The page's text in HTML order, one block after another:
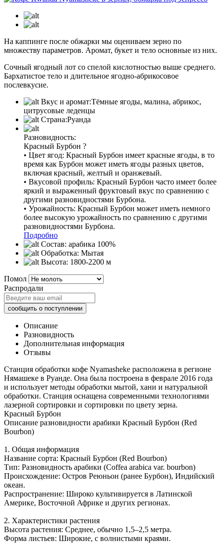
На каппинге после обжарки мы оцениваем зерно по
множеству параметров. Аромат, букет и тело основные из них.
Сочный ягодный лот со спелой кислотностью выше среднего.
Бархатистое тело и длительное ягодно-абрикосовое
послевкусие.
Вкус и аромат:Тёмные ягоды, малина, абрикос,
цитрусовые леденцы
Страна:Руанда
Разновидность:
Красный Бурбон ?
• Цвет ягод: Красный Бурбон имеет красные ягоды, в то
время как Бурбон может иметь ягоды разных цветов,
включая красный, желтый и оранжевый.
• Вкусовой профиль: Красный Бурбон часто имеет более
яркий и выраженный фруктовый вкус по сравнению с
другими разновидностями Бурбона.
• Урожайность: Красный Бурбон может иметь немного
более высокую урожайность по сравнению с другими
разновидностями Бурбона.
Подробно
Состав: арабика 100%
Обработка: Мытая
Высота: 1800-2200 м
Помол
Распродали
Описание
Разновидность
Дополнительная информация
Отзывы
Станция обработки кофе Nyamasheke расположена в регионе
Нямашеке в Руанде. Она была построена в феврале 2016 года
и использует методы обработки мытой, хани и натуральной
обработки. Станция оснащена современными технологиями
лазерной сортировки и сортировки по цвету зерна.
Красный Бурбон
Описание разновидности арабики Красный Бурбон (Red
Bourbon)
1. Общая информация
Название сорта: Красный Бурбон (Red Bourbon)
Тип: Разновидность арабики (Coffea arabica var. bourbon)
Происхождение: Остров Реюньон (ранее Бурбон), Индийский
океан.
Распространение: Широко культивируется в Латинской
Америке, Восточной Африке и других регионах.
2. Характеристики растения
Высота растения: Среднее, обычно 1,5–2,5 метра.
Форма листьев: Широкие, с волнистыми краями.